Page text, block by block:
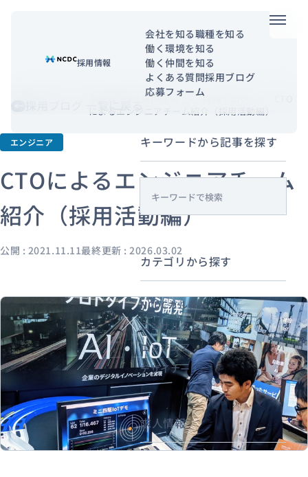
メニュ
NCDCについて
採用情報
エンジニアブログ（Zenn）
資料ダウンロード お問い合わせ
採用情報 採用ブログ
によるエンジニアチーム紹介（採用活動編）
採用情報
会社を知る職種を知る
働く環境を知る
働く仲間を知る
よくある質問採用ブログ
応募フォーム
エンジニア
CTOによるエンジニアチーム
紹介（採用活動編）
公開 : 2021.11.11最終更新 : 2026.03.02
キーワードから記事を探す
e
h
カテゴリから探す
NCDCカルチャー
コンサルタント
エンジニア
デザイナー
求人情報